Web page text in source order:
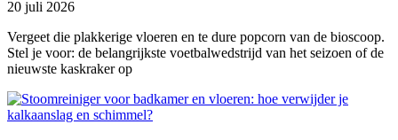
20 juli 2026
Vergeet die plakkerige vloeren en te dure popcorn van de bioscoop.
Stel je voor: de belangrijkste voetbalwedstrijd van het seizoen of de
nieuwste kaskraker op